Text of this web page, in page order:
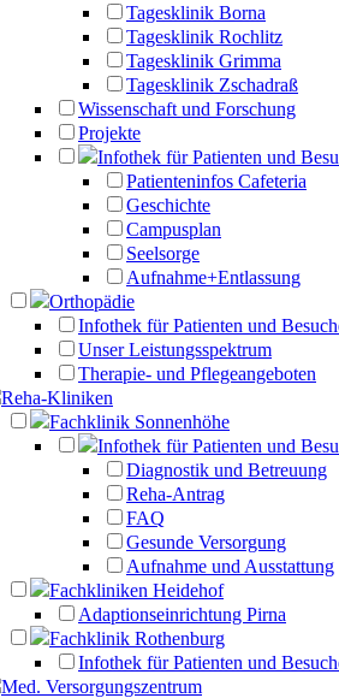
Tagesklinik Borna
Tagesklinik Rochlitz
Tagesklinik Grimma
Tagesklinik Zschadraß
Wissenschaft und Forschung
Projekte
Infothek für Patienten und
Patienteninfos Cafeteria
Geschichte
Campusplan
Seelsorge
Aufnahme+Entlassung
Orthopädie
Infothek für Patienten und
Unser Leistungsspektrum
Therapie- und Pflegeangeboten
Reha-Kliniken
Fachklinik Sonnenhöhe
Infothek für Patienten und
Diagnostik und Betreuung
Reha-Antrag
FAQ
Gesunde Versorgung
Aufnahme und Ausstattung
Fachkliniken Heidehof
Adaptionseinrichtung Pirna
Fachklinik Rothenburg
Infothek für Patienten und
Med. Versorgungszentrum